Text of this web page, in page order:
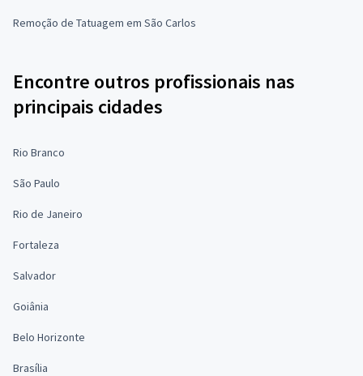
Remoção de Tatuagem em São Carlos
Encontre outros profissionais nas
principais cidades
Rio Branco
São Paulo
Rio de Janeiro
Fortaleza
Salvador
Goiânia
Belo Horizonte
Brasília